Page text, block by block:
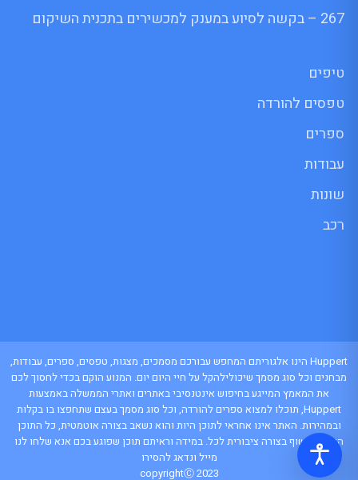
267 – בקשה לסיוע במענק למכשירים בתכנית השיקום
טיפים
טפסים להורדה
ספרים
עבודות
שונות
רכב
Huppert הינו אלגוריתם המחפש עבורכם מסמכים, מצגות, טפסים, ספרים, עבודות,
מבחנים וכל סוג מסמך שיכולילהקל על חיי היום יום. המנוע הוקם בכדי לחסוך לכם
את המאמץ המייגע בחיפוש אינטנסיבי באתרים ואתרי הממשלה באמצעות
Huppert, תוכלו למצוא ספרים להורדה, וכל סוג מסמך בעצם שתחפצו בו בקלות
ובמהירות. האתר אינו אחראי לתוכן היות והוא נשאב בצורה אוטמטית, כל התוכן
הנשאב חשוף בצורה ציבורית לכל. במידה וראיתם תוכן שפוגע בכם אנא שלחו לנו
מייל ונדאג להסירו
copyrightⒸ 2023